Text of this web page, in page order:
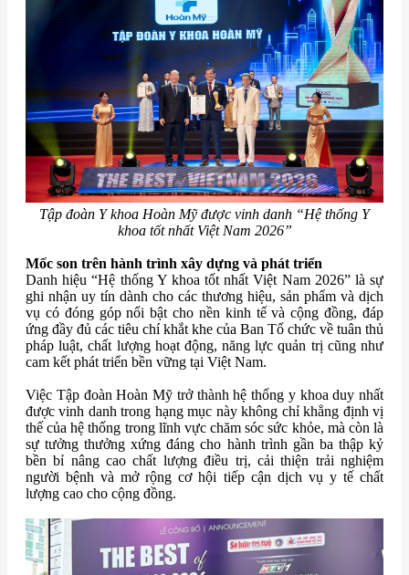
Tập đoàn Y khoa Hoàn Mỹ được vinh danh “Hệ thống Y
khoa tốt nhất Việt Nam 2026”
Mốc son trên hành trình xây dựng và phát triển
Danh hiệu “Hệ thống Y khoa tốt nhất Việt Nam 2026” là sự
ghi nhận uy tín dành cho các thương hiệu, sản phẩm và dịch
vụ có đóng góp nổi bật cho nền kinh tế và cộng đồng, đáp
ứng đầy đủ các tiêu chí khắt khe của Ban Tổ chức về tuân thủ
pháp luật, chất lượng hoạt động, năng lực quản trị cũng như
cam kết phát triển bền vững tại Việt Nam.
Việc Tập đoàn Hoàn Mỹ trở thành hệ thống y khoa duy nhất
được vinh danh trong hạng mục này không chỉ khẳng định vị
thế của hệ thống trong lĩnh vực chăm sóc sức khỏe, mà còn là
sự tưởng thưởng xứng đáng cho hành trình gần ba thập kỷ
bền bỉ nâng cao chất lượng điều trị, cải thiện trải nghiệm
người bệnh và mở rộng cơ hội tiếp cận dịch vụ y tế chất
lượng cao cho cộng đồng.